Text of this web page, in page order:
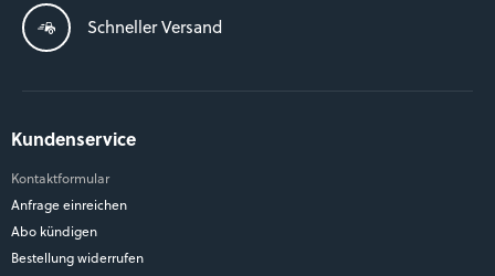
Schneller Versand
Kundenservice
Kontaktformular
Anfrage einreichen
Abo kündigen
Bestellung widerrufen